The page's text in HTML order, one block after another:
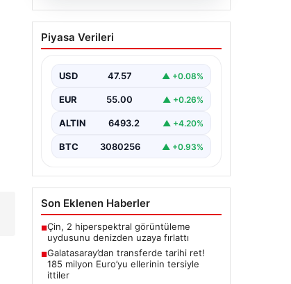
04.08.2026
Galatasaray’dan
transferde tarihi ret! 185
tersiyle ittiler
Piyasa Verileri
USD 47.57 ▲ +0.08%
EUR 55.00 ▲ +0.26%
ALTIN 6493.2 ▲ +4.20%
BTC 3080256 ▲ +0.93%
Son Eklenen Haberler
■Çin, 2 hiperspektral görüntüleme
uydusunu denizden uzaya fırlattı
■Galatasaray’dan transferde tarihi ret!
185 milyon Euro’yu ellerinin tersiyle
ittiler